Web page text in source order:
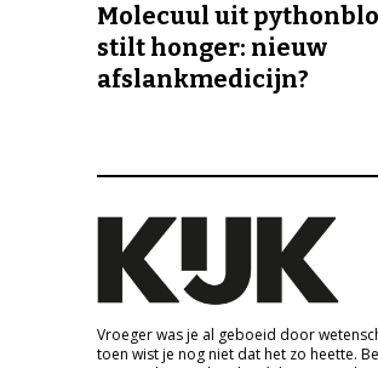
Molecuul uit
stilt honger: nieuw
afslankmedicijn?
Vroeger was je al geboeid door
toen wist je nog niet dat het zo heette.